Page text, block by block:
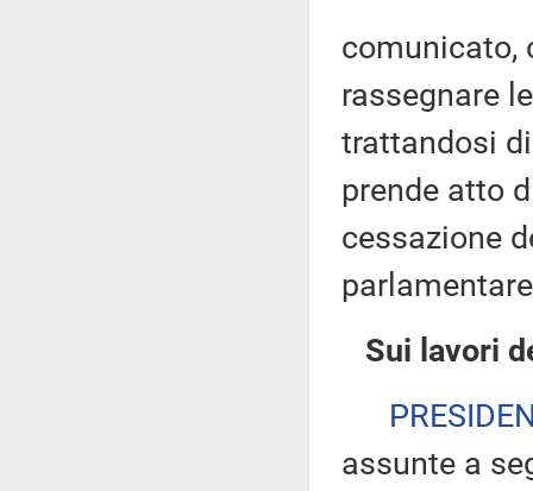
comunicato,
rassegnare
trattandosi
prende atto
cessazione
Sui lavori
assunte a